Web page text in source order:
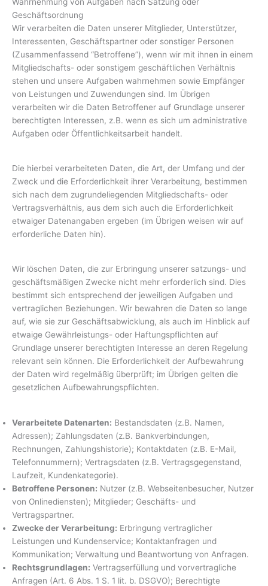
Geschäftsordnung
Wir verarbeiten die Daten unserer Mitglieder, Unterstützer,
Interessenten, Geschäftspartner oder sonstiger Personen
(Zusammenfassend “Betroffene”), wenn wir mit ihnen in einem
Mitgliedschafts- oder sonstigem geschäftlichen Verhältnis
stehen und unsere Aufgaben wahrnehmen sowie Empfänger
von Leistungen und Zuwendungen sind. Im Übrigen
verarbeiten wir die Daten Betroffener auf Grundlage unserer
berechtigten Interessen, z.B. wenn es sich um administrative
Aufgaben oder Öffentlichkeitsarbeit handelt.
Die hierbei verarbeiteten Daten, die Art, der Umfang und der
Zweck und die Erforderlichkeit ihrer Verarbeitung, bestimmen
sich nach dem zugrundeliegenden Mitgliedschafts- oder
Vertragsverhältnis, aus dem sich auch die Erforderlichkeit
etwaiger Datenangaben ergeben (im Übrigen weisen wir auf
erforderliche Daten hin).
Wir löschen Daten, die zur Erbringung unserer satzungs- und
geschäftsmäßigen Zwecke nicht mehr erforderlich sind. Dies
bestimmt sich entsprechend der jeweiligen Aufgaben und
vertraglichen Beziehungen. Wir bewahren die Daten so lange
auf, wie sie zur Geschäftsabwicklung, als auch im Hinblick auf
etwaige Gewährleistungs- oder Haftungspflichten auf
Grundlage unserer berechtigten Interesse an deren Regelung
relevant sein können. Die Erforderlichkeit der Aufbewahrung
der Daten wird regelmäßig überprüft; im Übrigen gelten die
gesetzlichen Aufbewahrungspflichten.
Verarbeitete Datenarten: Bestandsdaten (z.B. Namen,
Adressen); Zahlungsdaten (z.B. Bankverbindungen,
Rechnungen, Zahlungshistorie); Kontaktdaten (z.B. E-Mail,
Telefonnummern); Vertragsdaten (z.B. Vertragsgegenstand,
Laufzeit, Kundenkategorie).
Betroffene Personen: Nutzer (z.B. Webseitenbesucher, Nutzer
von Onlinediensten); Mitglieder; Geschäfts- und
Vertragspartner.
Zwecke der Verarbeitung: Erbringung vertraglicher
Leistungen und Kundenservice; Kontaktanfragen und
Kommunikation; Verwaltung und Beantwortung von Anfragen.
Rechtsgrundlagen: Vertragserfüllung und vorvertragliche
Anfragen (Art. 6 Abs. 1 S. 1 lit. b. DSGVO); Berechtigte